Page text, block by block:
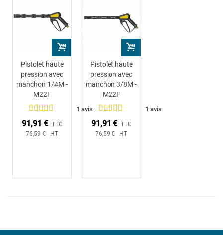
Pistolet haute
pression avec
manchon 1/4M -
M22F
1 avis
91,91 € TTC
76,59 € HT
Pistolet haute
pression avec
manchon 3/8M -
M22F
1 avis
91,91 € TTC
76,59 € HT